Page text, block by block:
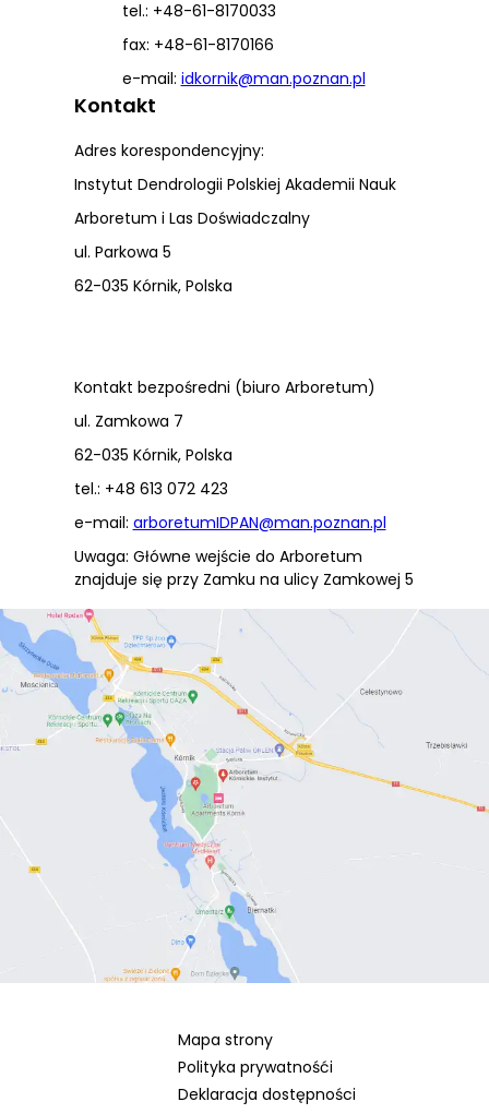
tel.: +48-61-8170033
fax: +48-61-8170166
e-mail: idkornik@man.poznan.pl
Kontakt
Adres korespondencyjny:
Instytut Dendrologii Polskiej Akademii Nauk
Arboretum i Las Doświadczalny
ul. Parkowa 5
62-035 Kórnik, Polska
Kontakt bezpośredni (biuro Arboretum)
ul. Zamkowa 7
62-035 Kórnik, Polska
tel.: +48 613 072 423
e-mail: arboretumIDPAN@man.poznan.pl
Uwaga: Główne wejście do Arboretum
znajduje się przy Zamku na ulicy Zamkowej 5
Mapa strony
Polityka prywatnośći
Deklaracja dostępności